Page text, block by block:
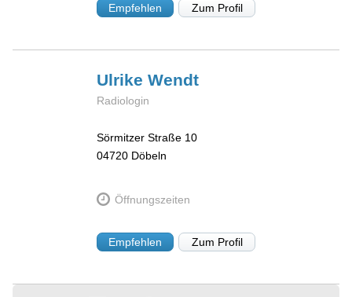
Empfehlen Zum Profil
UlrikeWendt
Radiologin
Sörmitzer Straße 10
04720 Döbeln
Öffnungszeiten
Empfehlen Zum Profil